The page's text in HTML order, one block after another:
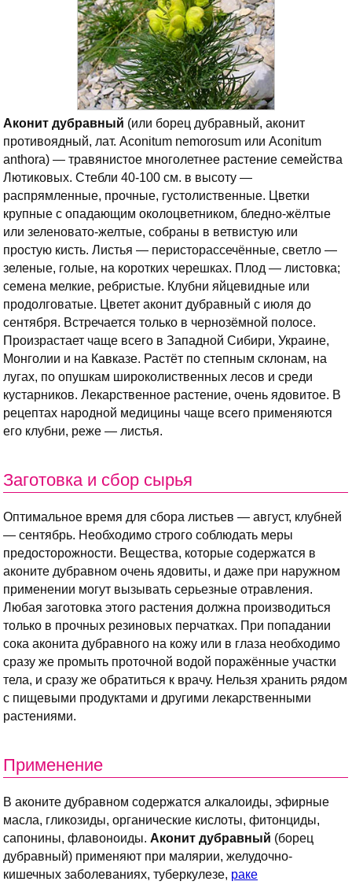
Аконит дубравный (или борец дубравный, аконит
противоядный, лат. Aconitum nemorosum или Aconitum
anthora) — травянистое многолетнее растение семейства
Лютиковых. Стебли 40-100 см. в высоту —
распрямленные, прочные, густолиственные. Цветки
крупные с опадающим околоцветником, бледно-жёлтые
или зеленовато-желтые, собраны в ветвистую или
простую кисть. Листья — перисторассечённые, светло —
зеленые, голые, на коротких черешках. Плод — листовка;
семена мелкие, ребристые. Клубни яйцевидные или
продолговатые. Цветет аконит дубравный с июля до
сентября. Встречается только в чернозёмной полосе.
Произрастает чаще всего в Западной Сибири, Украине,
Монголии и на Кавказе. Растёт по степным склонам, на
лугах, по опушкам широколиственных лесов и среди
кустарников. Лекарственное растение, очень ядовитое. В
рецептах народной медицины чаще всего применяются
его клубни, реже — листья.
Заготовка и сбор сырья
Оптимальное время для сбора листьев — август, клубней
— сентябрь. Необходимо строго соблюдать меры
предосторожности. Вещества, которые содержатся в
аконите дубравном очень ядовиты, и даже при наружном
применении могут вызывать серьезные отравления.
Любая заготовка этого растения должна производиться
только в прочных резиновых перчатках. При попадании
сока аконита дубравного на кожу или в глаза необходимо
сразу же промыть проточной водой поражённые участки
тела, и сразу же обратиться к врачу. Нельзя хранить рядом
с пищевыми продуктами и другими лекарственными
растениями.
Применение
В аконите дубравном содержатся алкалоиды, эфирные
масла, гликозиды, органические кислоты, фитонциды,
сапонины, флавоноиды. Аконит дубравный (борец
дубравный) применяют при малярии, желудочно-
кишечных заболеваниях, туберкулезе, раке